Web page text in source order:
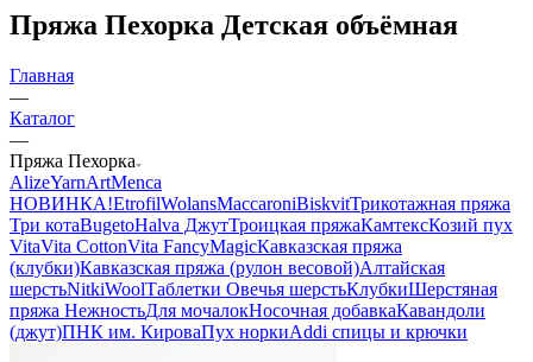
Пряжа Пехорка Детская объёмная
Главная
—
Каталог
—
Пряжа Пехорка
AlizeYarnArtMenca
НОВИНКА!EtrofilWolansMaccaroniBiskvitТрикотажная пряжа
Три котаBugetoHalva ДжутТроицкая пряжаКамтексКозий пух
VitaVita CottonVita FancyMagicКавказская пряжа
(клубки)Кавказская пряжа (рулон весовой)Алтайская
шерстьNitkiWoolТаблетки Овечья шерстьКлубкиШерстяная
пряжа НежностьДля мочалокНосочная добавкаКавандоли
(джут)ПНК им. КироваПух норкиAddi спицы и крючки